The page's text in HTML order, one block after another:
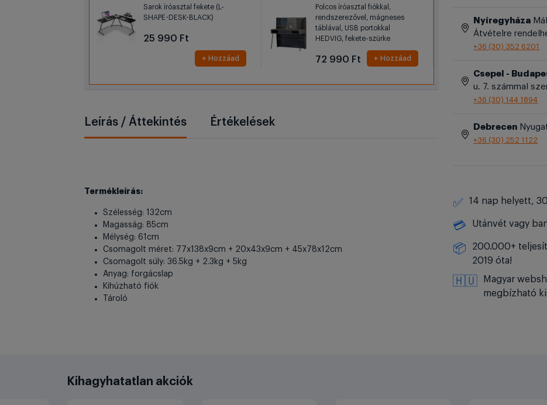
Sarok íróasztal fekete (L-
SHAPE-DESK-BLACK)
25 990 Ft
+ Hozzáad
Polcos íróasztal fiókkal,
rendszerezővel, mágneses
táblával, USB portokkal
HEDVIG, fekete-szürke
72 990 Ft + Hozzáad
Leírás / Áttekintés Értékelések
Termékleírás:
Szélesség: 132cm
Magasság: 85cm
Mélység: 61cm
Csomagolt méret: 77x138x9cm + 20x43x9cm + 45x78x12cm
Csomagolt súly: 36.5kg + 2.3kg + 5kg
Anyag: forgácslap
Kihúzható fiók
Tároló
Nyíregyháza
Átvételre
+36 (30) 352 6201
Csepel -
u. 7. számmal
+36 (30) 144 1894
Debrecen
+36 (30) 252 1122
✅ 14 nap helyett,
💳 Utánvét vagy
📦
200.000+
2019 óta!
🇭🇺
Magyar
megbízható
Kihagyhatatlan akciók